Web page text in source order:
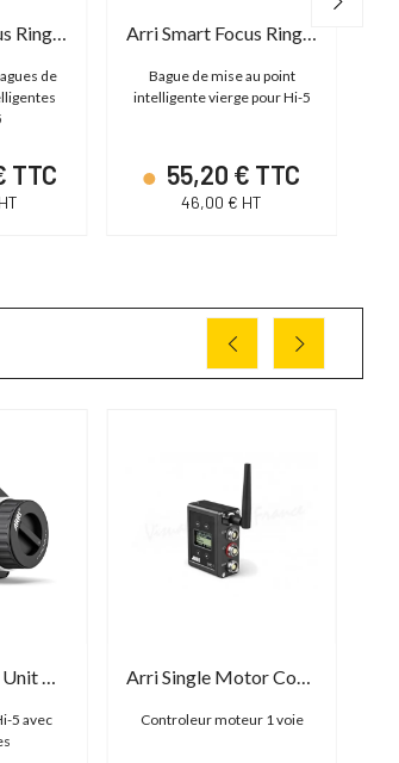
Arri Smart Focus Ring Set
de
TTC
Arri Smart Focus Ring Blank
Bague de mise au point
intelligente vierge pour Hi-5
55,20 € TTC
46,00 € HT
5 avec
Controleur moteur 1 voie